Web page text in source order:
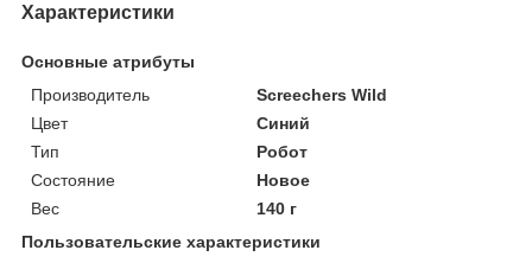
Характеристики
Основные атрибуты
Производитель
Screechers Wild
Цвет
Синий
Тип
Робот
Состояние
Новое
Вес
140 г
Пользовательские характеристики